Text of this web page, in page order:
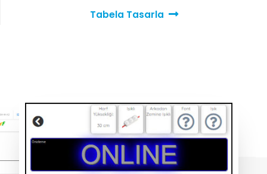
Tabela Tasarla